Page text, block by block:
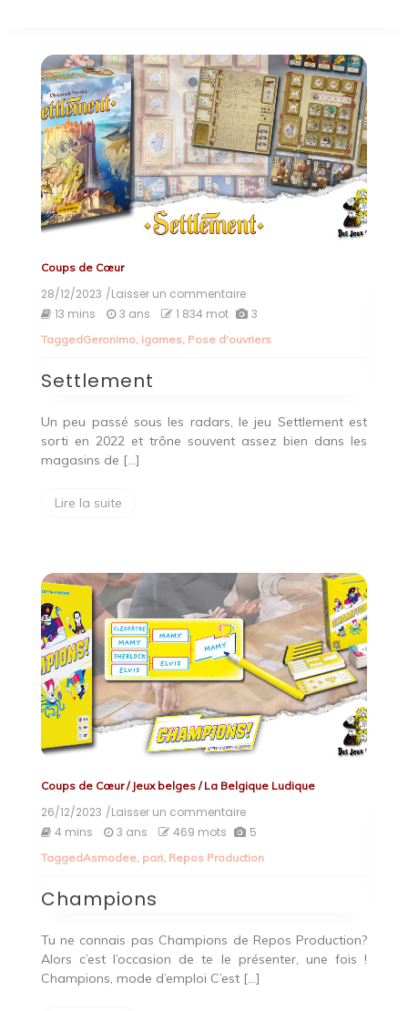
Coups de Cœur
28/12/2023 /Laisser un commentaireon
Settlement
13 mins 3 ans 1 834 mot 3
TaggedGeronimo, igames, Pose d'ouvriers
Settlement
Un peu passé sous les radars, le jeu Settlement est
sorti en 2022 et trône souvent assez bien dans les
magasins de […]
Lire la suite
Coups de Cœur/ Jeux belges/La Belgique Ludique
26/12/2023 /Laisser un commentaireon
Champions
4 mins 3 ans 469 mots 5
TaggedAsmodee, pari, Repos Production
Champions
Tu ne connais pas Champions de Repos Production?
Alors c’est l’occasion de te le présenter, une fois !
Champions, mode d’emploi C’est […]